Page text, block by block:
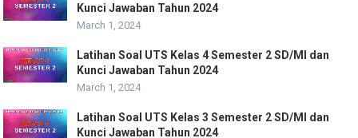
Kunci Jawaban Tahun 2024
March 1, 2024
Latihan Soal UTS Kelas 4 Semester 2 SD/MI dan
Kunci Jawaban Tahun 2024
March 1, 2024
Latihan Soal UTS Kelas 3 Semester 2 SD/MI dan
Kunci Jawaban Tahun 2024